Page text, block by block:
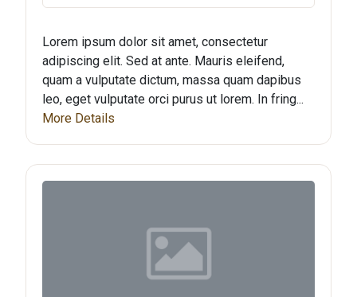
Lorem ipsum dolor sit amet, consectetur
adipiscing elit. Sed at ante. Mauris eleifend,
quam a vulputate dictum, massa quam dapibus
leo, eget vulputate orci purus ut lorem. In fring...
More Details